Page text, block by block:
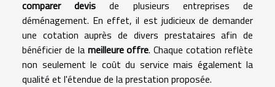
comparer devis de plusieurs entreprises de
déménagement. En effet, il est judicieux de demander
une cotation auprès de divers prestataires afin de
bénéficier de la meilleure offre. Chaque cotation reflète
non seulement le coût du service mais également la
qualité et l'étendue de la prestation proposée.